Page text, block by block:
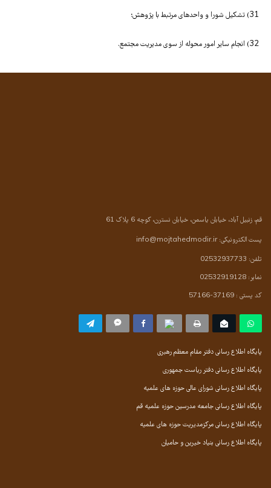
31) تشکیل شورا و واحدهای مرتبط با پژوهش؛
32) انجام ساير امور محوله از سوی مدیریت مجتمع.
قم، زنبیل آباد، خیابان یاسمن، خیابان نسترن، کوچه 6 پلاک 61
پست الکترونیکی:info@mojtahedmodir.ir
تلفن: 02532937733
نمابر: 02532919128
کد پستی : 37169-57166
پایگاه اطلاع رسانی دفتر مقام معظم رهبری
پایگاه اطلاع رسانی دفتر ریاست جمهوری
پایگاه اطلاع رسانی شورای عالی حوزه های علمیه
پایگاه اطلاع رسانی جامعه مدرسین حوزه علمیه قم
پایگاه اطلاع رسانی مرکزمدیریت حوزه های علمیه
پایگاه اطلاع رسانی بنیاد خیرین و حامیان